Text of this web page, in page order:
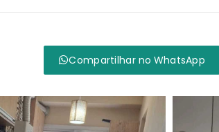
Compartilhar no WhatsApp